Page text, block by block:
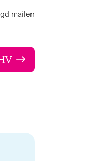
mailen